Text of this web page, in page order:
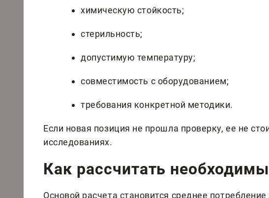
химическую стойкость;
стерильность;
допустимую температуру;
совместимость с оборудованием;
требования конкретной методики.
Если новая позиция не прошла проверку, ее не
исследованиях.
Как рассчитать
Основой расчета становится среднее